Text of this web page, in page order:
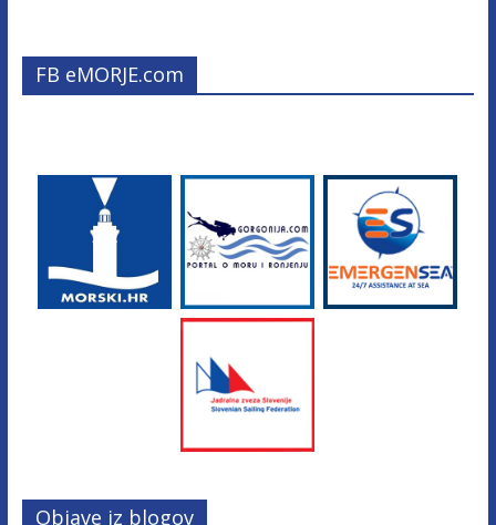
FB eMORJE.com
Objave iz blogov